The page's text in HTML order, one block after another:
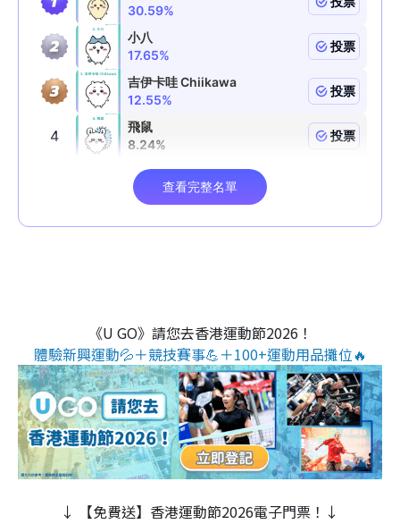
《U GO》請您去香港運動節2026！
體驗新興運動💦＋競技賽事💪＋100+運動用品攤位🔥
↓ 【免費送】香港運動節2026電子門票！↓